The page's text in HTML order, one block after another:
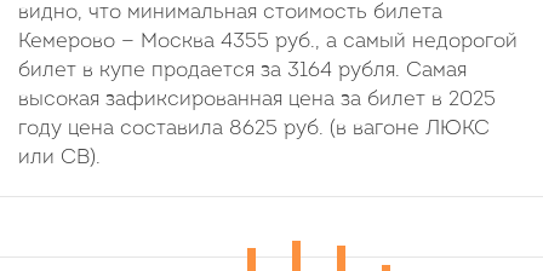
видно, что минимальная стоимость билета
Кемерово — Москва 4355 руб., а самый недорогой
билет в купе продается за 3164 рубля. Самая
высокая зафиксированная цена за билет в 2025
году цена составила 8625 руб. (в вагоне ЛЮКС
или СВ).